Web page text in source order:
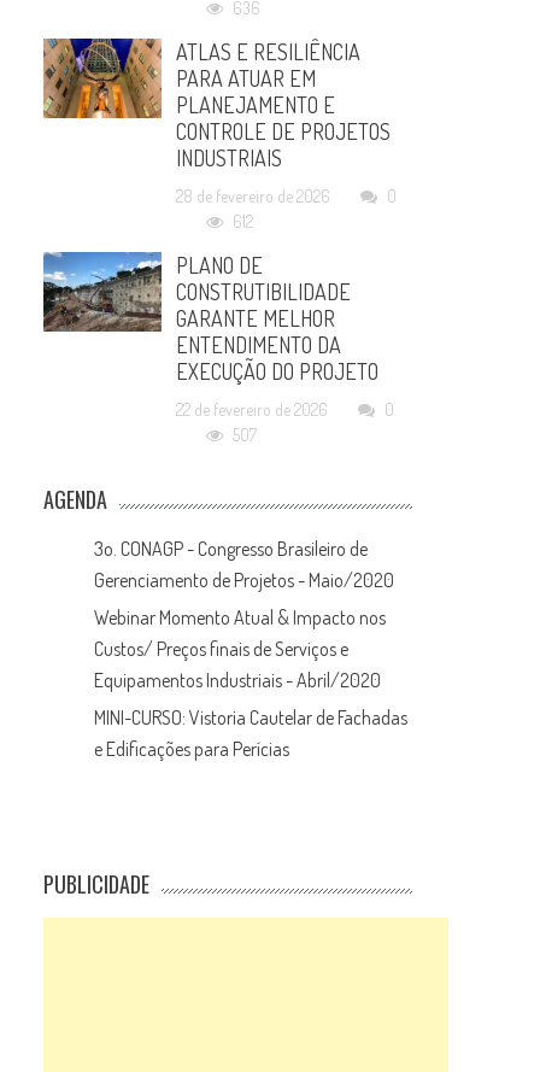
636
ATLAS E RESILIÊNCIA
PARA ATUAR EM
PLANEJAMENTO E
CONTROLE DE PROJETOS
INDUSTRIAIS
28 de fevereiro de 2026
0
612
PLANO DE
CONSTRUTIBILIDADE
GARANTE MELHOR
ENTENDIMENTO DA
EXECUÇÃO DO PROJETO
22 de fevereiro de 2026
0
507
AGENDA
3o. CONAGP - Congresso Brasileiro de
Gerenciamento de Projetos - Maio/2020
Webinar Momento Atual & Impacto nos
Custos/ Preços finais de Serviços e
Equipamentos Industriais - Abril/2020
MINI-CURSO: Vistoria Cautelar de Fachadas
e Edificações para Perícias
PUBLICIDADE